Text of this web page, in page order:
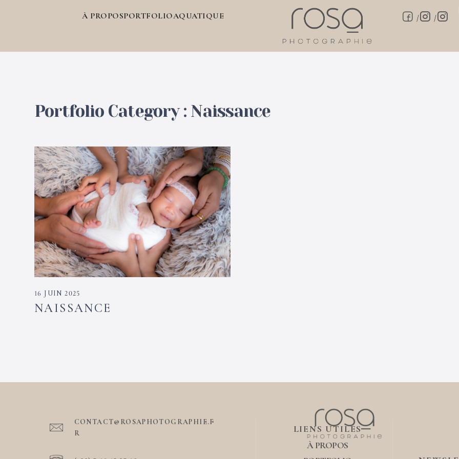
À PROPOSPORTFOLIOAQUATIQUE / /
Portfolio Category : Naissance
16 JUIN 2025
NAISSANCE
CONTACT@ROSAPHOTOGRAPHIE.F
R
LIENS UTILES
À PROPOS